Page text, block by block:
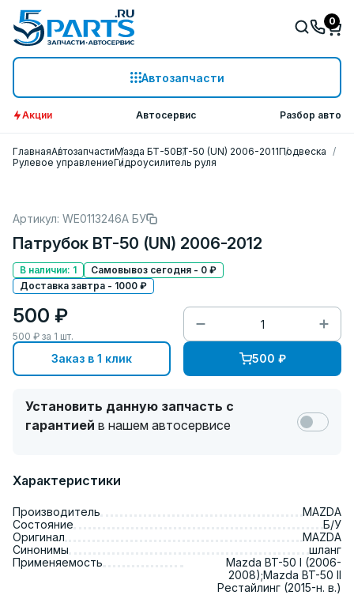
Автозапчасти
0
Акции Автосервис Разбор авто
ГлавнаяАвтозапчастиМазда БТ-50BT-50 (UN) 2006-2011Подвеска
Рулевое управлениеГидроусилитель руля
Артикул: WE0113246A БУ
Патрубок BT-50 (UN) 2006-2012
В наличии: 1
Самовывоз сегодня - 0 ₽
Доставка завтра - 1000 ₽
500 ₽
500 ₽ за 1 шт.
Заказ в 1 клик 500 ₽
Установить данную запчасть с
гарантией в нашем автосервисе
Характеристики
Производитель
MAZDA
Состояние
Б/У
Оригинал
MAZDA
Синонимы
шланг
Применяемость
Mazda BT-50 I (2006-
2008);Mazda BT-50 II
Рестайлинг (2015-н. в.)